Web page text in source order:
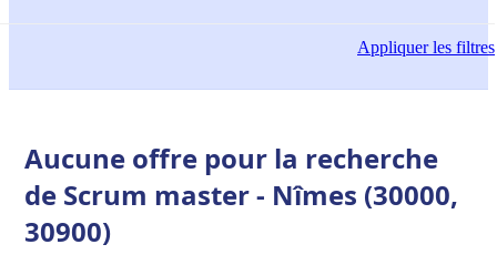
Appliquerles filtres
Aucune offre pour la recherche
de Scrum master - Nîmes (30000,
30900)